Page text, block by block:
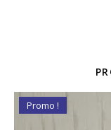
Promo !